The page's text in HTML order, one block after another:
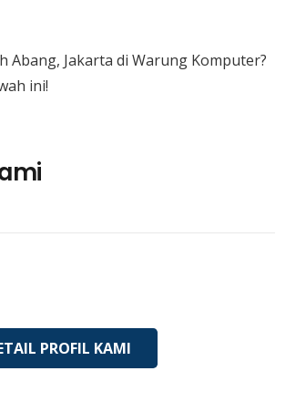
Abang, Jakarta di Warung Komputer?
ini!
PROFIL KAMI